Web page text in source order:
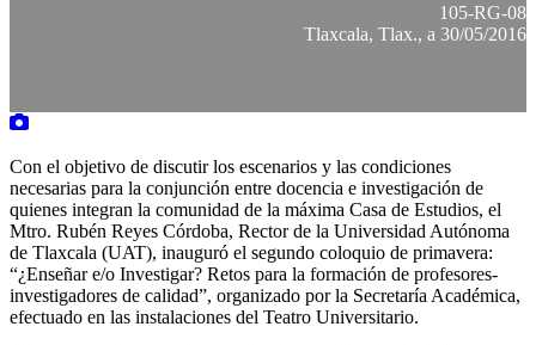
105-RG-08
Tlaxcala, Tlax., a 30/05/2016
Con el objetivo de discutir los escenarios y las condiciones
necesarias para la conjunción entre docencia e investigación de
quienes integran la comunidad de la máxima Casa de Estudios, el
Mtro. Rubén Reyes Córdoba, Rector de la Universidad Autónoma
de Tlaxcala (UAT), inauguró el segundo coloquio de primavera:
“¿Enseñar e/o Investigar? Retos para la formación de profesores-
investigadores de calidad”, organizado por la Secretaría Académica,
efectuado en las instalaciones del Teatro Universitario.